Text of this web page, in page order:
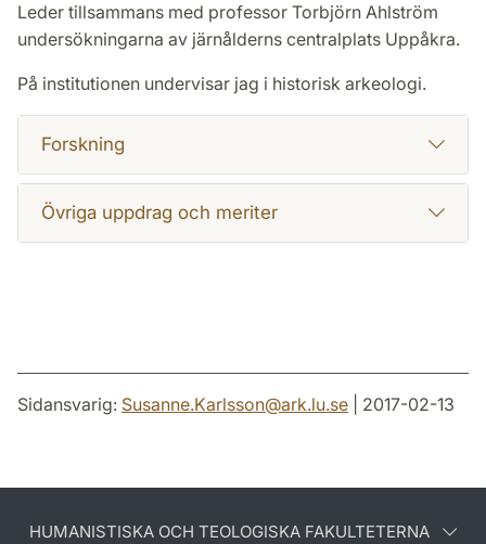
Leder tillsammans med professor Torbjörn Ahlström
undersökningarna av järnålderns centralplats Uppåkra.
På institutionen undervisar jag i historisk arkeologi.
Forskning
Övriga uppdrag och meriter
Sidansvarig: Susanne.Karlsson@ark.lu.se | 2017-02-13
HUMANISTISKA OCH TEOLOGISKA FAKULTETERNA